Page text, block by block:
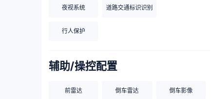
夜视系统 道路交通标识识别
行人保护
辅助/操控配置
前雷达 倒车雷达 倒车影像